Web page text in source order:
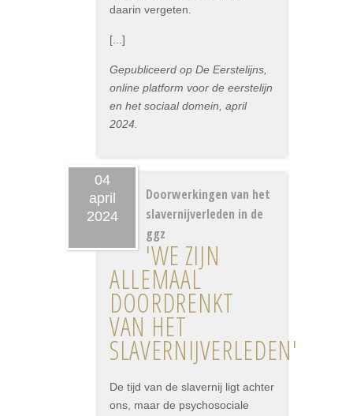
daarin vergeten.
[...]
Gepubliceerd op De Eerstelijns,
online platform voor de eerstelijn
en het sociaal domein, april
2024.
04
april
2024
Doorwerkingen van het
slavernijverleden in de
ggz
'WE ZIJN
ALLEMAAL
DOORDRENKT
VAN HET
SLAVERNIJVERLEDEN'
De tijd van de slavernij ligt achter
ons, maar de psychosociale